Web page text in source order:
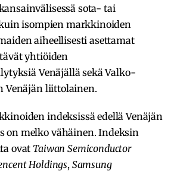
sota- tai
isompien markkinoiden
aiheellisesti asettamat
yhtiöiden
Venäjällä sekä Valko-
Venäjän liittolainen.
indeksissä edellä Venäjän
on melko vähäinen. Indeksin
ovat Taiwan Semiconductor
Holdings, Samsung